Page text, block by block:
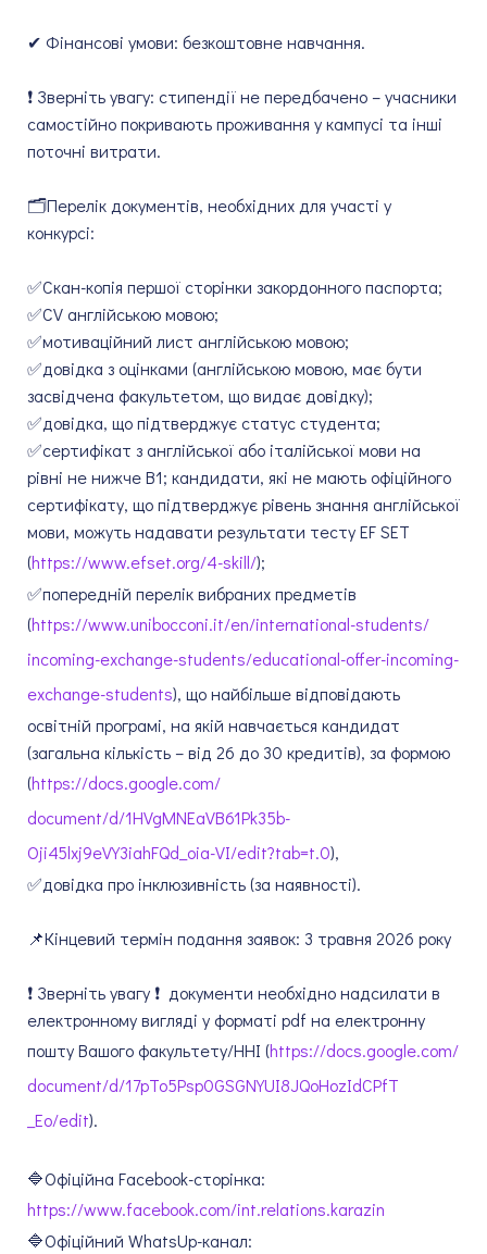
✔︎ Фінансові умови: безкоштовне навчання.
❗ Зверніть увагу: стипендії не передбачено – учасники
самостійно покривають проживання у кампусі та інші
поточні витрати.
🗂Перелік документів, необхідних для участі у
конкурсі:
✅️Скан-копія першої сторінки закордонного паспорта;
✅️CV англійською мовою;
✅️мотиваційний лист англійською мовою;
✅️довідка з оцінками (англійською мовою, має бути
засвідчена факультетом, що видає довідку);
✅️️довідка, що підтверджує статус студента;
✅️сертифікат з англійської або італійської мови на
рівні не нижче В1; кандидати, які не мають офіційного
сертифікату, що підтверджує рівень знання англійської
мови, можуть надавати результати тесту EF SET
(https://www.efset.org/4-skill/);
✅️попередній перелік вибраних предметів
(https://www.unibocconi.it/en/international-students/
incoming-exchange-students/educational-offer-incoming-
exchange-students), що найбільше відповідають
освітній програмі, на якій навчається кандидат
(загальна кількість – від 26 до 30 кредитів), за формою
(https://docs.google.com/
document/d/1HVgMNEaVB61Pk35b-
Oji45lxj9eVY3iahFQd_oia-VI/edit?tab=t.0),
✅️довідка про інклюзивність (за наявності).
📌Кінцевий термін подання заявок: 3 травня 2026 року
❗ Зверніть увагу ❗ документи необхідно надсилати в
електронному вигляді у форматі pdf на електронну
пошту Вашого факультету/ННІ (https://docs.google.com/
document/d/17pTo5Psp0GSGNYUI8JQoHozIdCPfT
_Eo/edit).
🔷Офіційна Facebook-сторінка:
https://www.facebook.com/int.relations.karazin
🔷Офіційний WhatsUp-канал: